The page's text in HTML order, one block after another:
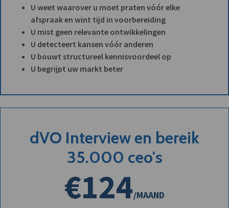
U weet waarover u moet praten vóór elke
afspraak en wint tijd in voorbereiding
U mist geen relevante ontwikkelingen
U detecteert kansen vóór anderen
U bouwt structureel kennisvoordeel op
U begrijpt uw markt beter
dVO Interview en bereik
35.000 ceo's
€124/MAAND